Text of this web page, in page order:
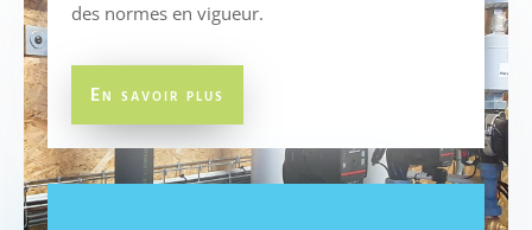
des normes en vigueur.
En savoir plus